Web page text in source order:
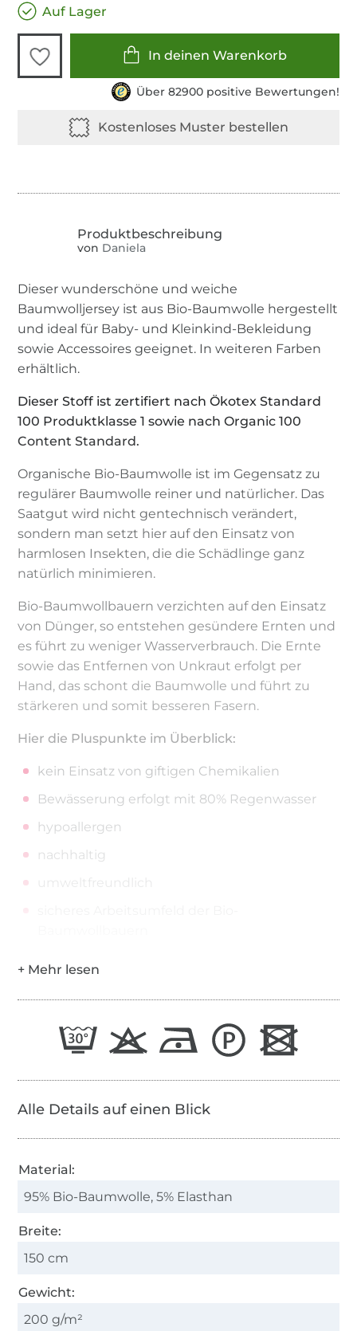
Auf Lager
In deinen Warenkorb
Über 82900 positive Bewertungen!
von Daniela
Dieser wunderschöne und weiche
Baumwolljersey ist aus Bio-Baumwolle hergestellt
und ideal für Baby- und Kleinkind-Bekleidung
sowie Accessoires geeignet. In weiteren Farben
erhältlich.
Dieser Stoff ist zertifiert nach Ökotex Standard
100 Produktklasse 1 sowie nach Organic 100
Content Standard.
Organische Bio-Baumwolle ist im Gegensatz zu
regulärer Baumwolle reiner und natürlicher. Das
Saatgut wird nicht gentechnisch verändert,
sondern man setzt hier auf den Einsatz von
harmlosen Insekten, die die Schädlinge ganz
natürlich minimieren.
Bio-Baumwollbauern verzichten auf den Einsatz
von Dünger, so entstehen gesündere Ernten und
es führt zu weniger Wasserverbrauch. Die Ernte
sowie das Entfernen von Unkraut erfolgt per
Hand, das schont die Baumwolle und führt zu
stärkeren und somit besseren Fasern.
Hier die Pluspunkte im Überblick:
kein Einsatz von giftigen Chemikalien
Bewässerung erfolgt mit 80% Regenwasser
hypoallergen
nachhaltig
umweltfreundlich
Alle Details auf einen Blick
Material:
95% Bio-Baumwolle, 5% Elasthan
Breite:
150 cm
Gewicht:
200 g/m²